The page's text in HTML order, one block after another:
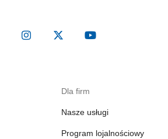
Dla firm
Nasze usługi
Program lojalnościowy